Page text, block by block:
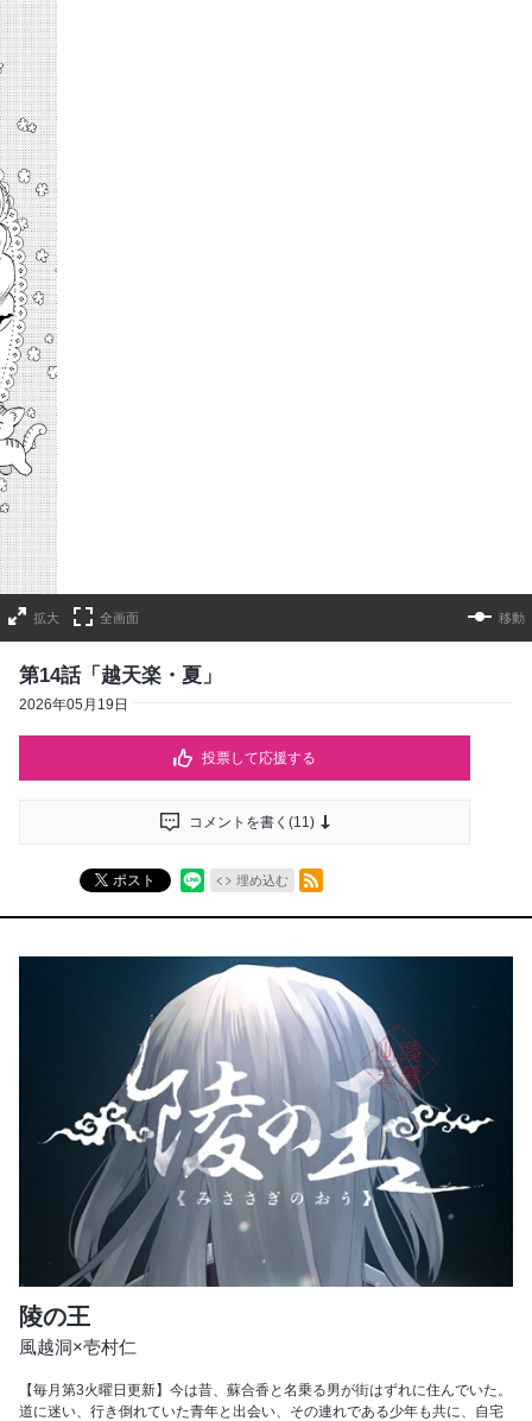
拡大 全画面 移動
第14話「越天楽・夏」
2026年05月19日
投票して応援する
コメントを書く(11)
ポスト 埋め込む
RSSフィード
陵の王
風越洞×壱村仁
【毎月第3火曜日更新】今は昔、蘇合香と名乗る男が街はずれに住んでいた。
道に迷い、行き倒れていた青年と出会い、その連れである少年も共に、自宅